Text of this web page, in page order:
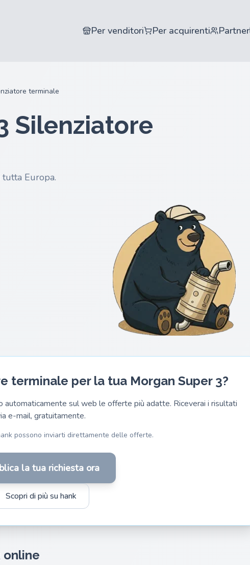
Per venditori Per acquirenti Partner
terminale
Silenziatore
Europa.
terminale per la tua Morgan Super 3?
automaticamente sul web le offerte più adatte. Riceverai i risultati
e-mail, gratuitamente.
possono inviarti direttamente delle offerte.
la tua richiesta ora
Scopri di più su hank
online